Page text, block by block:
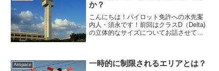
か？
こんにちは！パイロット免許への水先案
内人・須永です！前回はクラスD（Delta)
の立体的なサイズについてお話させてい
いてもう...
Airspace 一時的に制限されるエリアとは？